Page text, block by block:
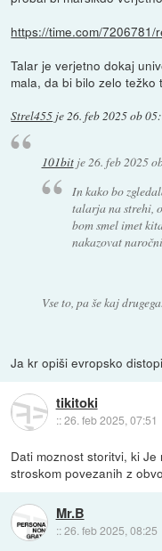
https://time.com/7206781/
Talar je verjetno dokaj
mala, da bi bilo zelo težko
Strel455 je26. feb 2025 ob
101bitje26. feb 2025
In kako bo
talarja na strehi,
bom smel imet
nakazovat
Vse to, pa še kaj drugega.
Ja kr opiši evropsko
tikitoki
::26. feb 2025, 07:51
Dati moznost storitvi, ki
stroskom povezanih z
Mr.B
::26. feb 2025, 08:25